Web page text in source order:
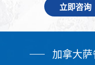
立即咨询
加拿大